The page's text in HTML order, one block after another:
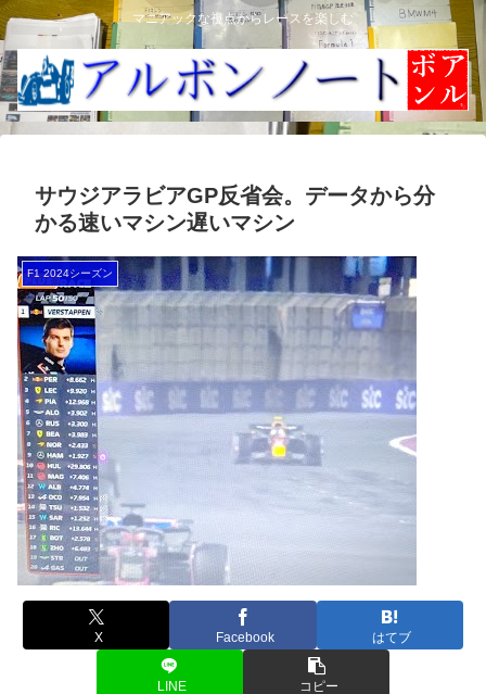
マニアックな視点からレースを楽しむ
サウジアラビアGP反省会。データから分
かる速いマシン遅いマシン
F1 2024シーズン
X Facebook はてブ
LINE コピー